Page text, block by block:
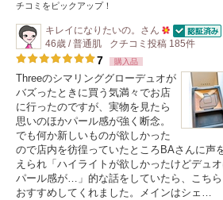
チコミをピックアップ！
キレイになりたいの。 さん
50
以
上
メ
ン
バ
ー
認証済
46歳 / 普通肌 クチコミ投稿 185件
7 購入品
Threeのシマリンググローデュオが
バズったときに買う気満々でお店
に行ったのですが、実物を見たら
思いのほかパール感が強く断念。
でも何か新しいものが欲しかった
ので店内を彷徨っていたところBAさんに声
えられ「ハイライトが欲しかったけどデュ
パール感が…」的な話をしていたら、こち
おすすめしてくれました。メインはシェ…